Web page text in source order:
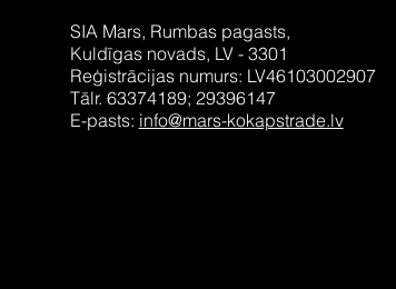
SIA Mars, Rumbas pagasts,
Kuldīgas novads, LV - 3301
Reģistrācijas numurs: LV46103002907
Tālr. 63374189; 29396147
E-pasts: info@mars-kokapstrade.lv